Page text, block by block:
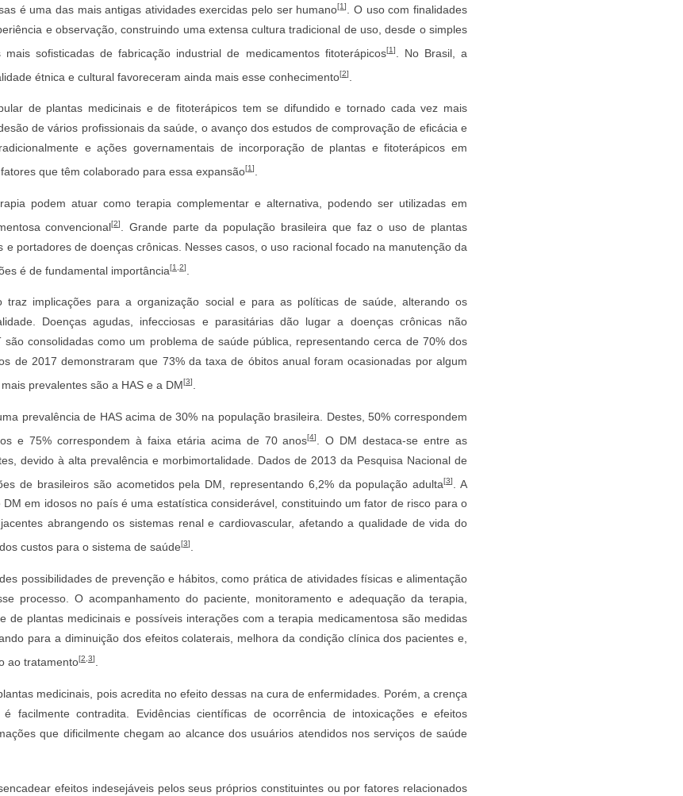
é uma das mais antigas atividades exercidas pelo ser humano[1]
. O uso com finalidades
e observação, construindo uma extensa cultura tradicional de uso, desde o simples
sofisticadas de fabricação industrial de medicamentos fitoterápicos[1]
. No Brasil, a
étnica e cultural favoreceram ainda mais esse conhecimento[2]
de plantas medicinais e de fitoterápicos tem se difundido e tornado cada vez mais
de vários profissionais da saúde, o avanço dos estudos de comprovação de eficácia e
e ações governamentais de incorporação de plantas e fitoterápicos em
que têm colaborado para essa expansão[1]
podem atuar como terapia complementar e alternativa, podendo ser utilizadas em
convencional[2]
. Grande parte da população brasileira que faz o uso de plantas
e portadores de doenças crônicas. Nesses casos, o uso racional focado na manutenção da
é de fundamental importância[1 2]
traz implicações para a organização social e para as políticas de saúde, alterando os
Doenças agudas, infecciosas e parasitárias dão lugar a doenças crônicas não
são consolidadas como um problema de saúde pública, representando cerca de 70% dos
de 2017 demonstraram que 73% da taxa de óbitos anual foram ocasionadas por algum
prevalentes são a HAS e a DM[3]
prevalência de HAS acima de 30% na população brasileira. Destes, 50% correspondem
e 75% correspondem à faixa etária acima de 70 anos[4]
. O DM destaca-se entre as
devido à alta prevalência e morbimortalidade. Dados de 2013 da Pesquisa Nacional de
de brasileiros são acometidos pela DM, representando 6,2% da população adulta[3]
. A
em idosos no país é uma estatística considerável, constituindo um fator de risco para o
abrangendo os sistemas renal e cardiovascular, afetando a qualidade de vida do
custos para o sistema de saúde[3]
possibilidades de prevenção e hábitos, como prática de atividades físicas e alimentação
processo. O acompanhamento do paciente, monitoramento e adequação da terapia,
de plantas medicinais e possíveis interações com a terapia medicamentosa são medidas
para a diminuição dos efeitos colaterais, melhora da condição clínica dos pacientes e,
ao tratamento[2 3]
medicinais, pois acredita no efeito dessas na cura de enfermidades. Porém, a crença
facilmente contradita. Evidências científicas de ocorrência de intoxicações e efeitos
que dificilmente chegam ao alcance dos usuários atendidos nos serviços de saúde
efeitos indesejáveis pelos seus próprios constituintes ou por fatores relacionados